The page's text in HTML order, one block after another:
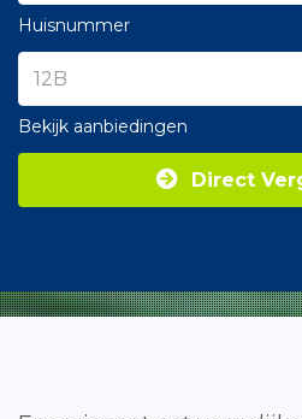
Huisnummer
Bekijk aanbiedingen
Direct